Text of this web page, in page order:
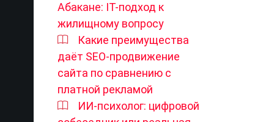
Абакане: IT-подход к
жилищному вопросу
Какие преимущества
даёт SEO-продвижение
сайта по сравнению с
платной рекламой
ИИ‑психолог: цифровой